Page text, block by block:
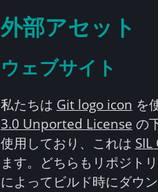
外部アセット
ウェブサイト
私たちは Git logo icon を
3.0 Unported License の
使用しており、これは
ます。どちらもリポジト
によってビルド時にダウ